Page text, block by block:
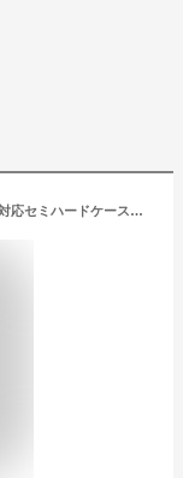
【P5S】サンワサプライ ブルーレイディスク対応セミハードケース（320枚収納・ブラック）(FCD-WLBD320BK) メーカー在庫品